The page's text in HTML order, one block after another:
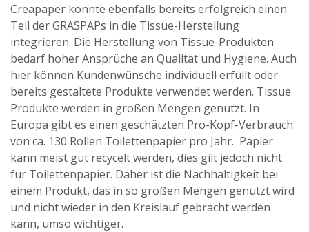
Creapaper konnte ebenfalls bereits erfolgreich einen
Teil der GRASPAPs in die Tissue-Herstellung
integrieren. Die Herstellung von Tissue-Produkten
bedarf hoher Ansprüche an Qualität und Hygiene. Auch
hier können Kundenwünsche individuell erfüllt oder
bereits gestaltete Produkte verwendet werden. Tissue
Produkte werden in großen Mengen genutzt. In
Europa gibt es einen geschätzten Pro-Kopf-Verbrauch
von ca. 130 Rollen Toilettenpapier pro Jahr. Papier
kann meist gut recycelt werden, dies gilt jedoch nicht
für Toilettenpapier. Daher ist die Nachhaltigkeit bei
einem Produkt, das in so großen Mengen genutzt wird
und nicht wieder in den Kreislauf gebracht werden
kann, umso wichtiger.